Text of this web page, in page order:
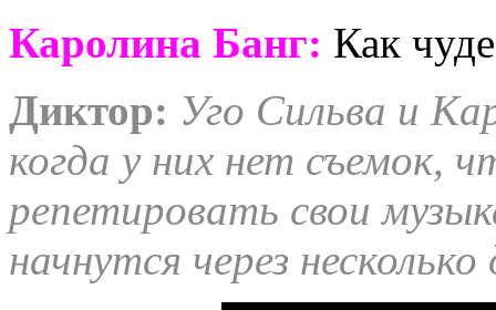
Каролина Банг: Как
Диктор: Уго Сильва и
когда у них нет съемок,
репетировать свои
начнутся через несколько